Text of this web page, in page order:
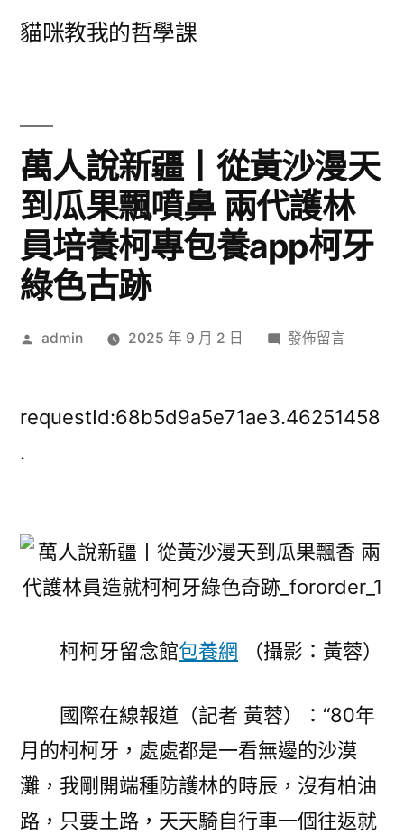
貓咪教我的哲學課
萬人說新疆丨從黃沙漫天
到瓜果飄噴鼻 兩代護林
員培養柯專包養app柯牙
綠色古跡
作
admin 2025 年 9 月 2 日
在
說
黃
沙
漫
到
瓜
飄
噴
兩
代
發佈留言
requestId:68b5d9a5e71ae3.46251458
.
柯柯牙留念館包養網 （攝影：黃蓉）
國際在線報道（記者 黃蓉）：“80年
月的柯柯牙，處處都是一看無邊的沙漠
灘，我剛開端種防護林的時辰，沒有柏油
路，只要土路，天天騎自行車一個往返就